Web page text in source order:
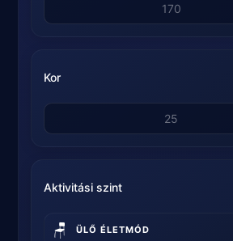
Kor
Aktivitási szint
🪑 ÜLŐ ÉLETMÓD